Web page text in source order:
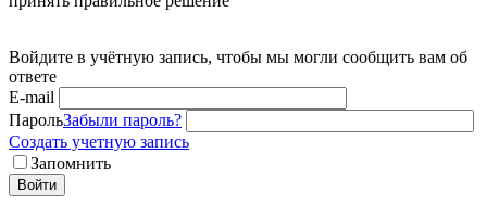
Войдите в учётную запись, чтобы мы могли сообщить вам об
ответе
E-mail
ПарольЗабыли пароль?
Создать учетную запись
Запомнить
Войти